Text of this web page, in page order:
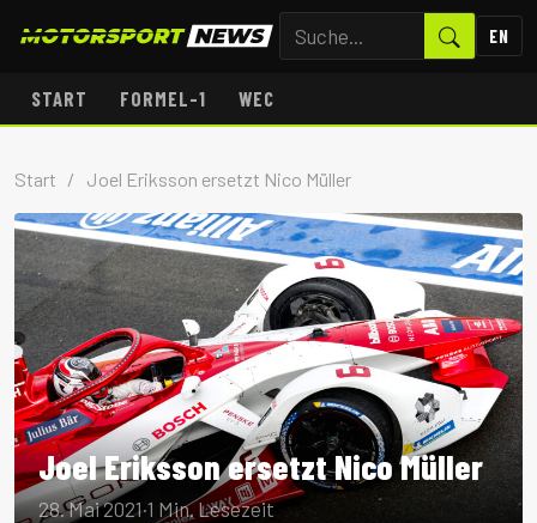
EN
START FORMEL-1 WEC
Start / Joel Eriksson ersetzt Nico Müller
Joel Eriksson ersetzt Nico Müller
28. Mai 2021·1 Min. Lesezeit